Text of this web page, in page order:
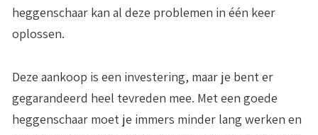
heggenschaar kan al deze problemen in één keer
oplossen.
Deze aankoop is een investering, maar je bent er
gegarandeerd heel tevreden mee. Met een goede
heggenschaar moet je immers minder lang werken en